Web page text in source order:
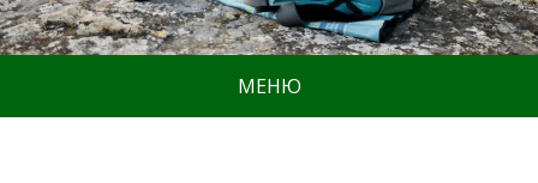
МЕНЮ